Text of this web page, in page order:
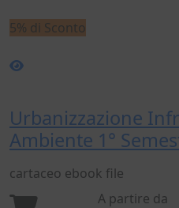
5% di Sconto
Urbanizzazione
Ambiente 1°
cartaceo ebook file
A partire da